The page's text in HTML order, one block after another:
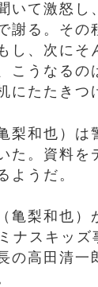
いて激怒し
謝る。その
し、次にそ
こうなるの
にたたきつ
梨和也）は
た。資料を
ようだ。
亀梨和也）
ナスキッズ
の高田清一